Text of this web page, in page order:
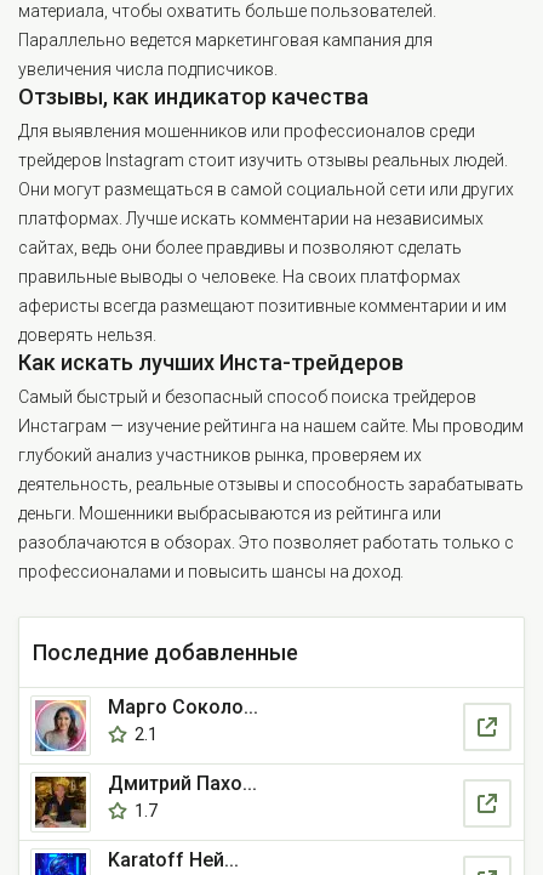
материала, чтобы охватить больше пользователей.
Параллельно ведется маркетинговая кампания для
увеличения числа подписчиков.
Отзывы, как индикатор качества
Для выявления мошенников или профессионалов среди
трейдеров Instagram стоит изучить отзывы реальных людей.
Они могут размещаться в самой социальной сети или других
платформах. Лучше искать комментарии на независимых
сайтах, ведь они более правдивы и позволяют сделать
правильные выводы о человеке. На своих платформах
аферисты всегда размещают позитивные комментарии и им
доверять нельзя.
Как искать лучших Инста-трейдеров
Самый быстрый и безопасный способ поиска трейдеров
Инстаграм — изучение рейтинга на нашем сайте. Мы проводим
глубокий анализ участников рынка, проверяем их
деятельность, реальные отзывы и способность зарабатывать
деньги. Мошенники выбрасываются из рейтинга или
разоблачаются в обзорах. Это позволяет работать только с
профессионалами и повысить шансы на доход.
Последние добавленные
Марго Соколо...
2.1
Дмитрий Пахо...
1.7
Karatoff Ней...